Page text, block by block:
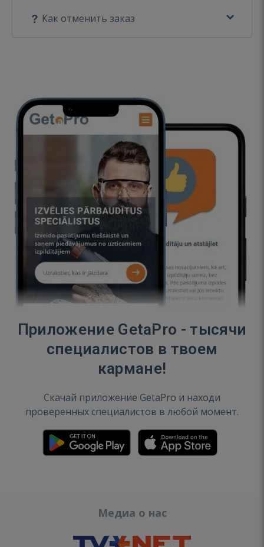
Как отменить заказ
Приложение GetaPro - тысячи
специалистов в твоем
кармане!
Скачай приложение GetaPro и находи
проверенных специалистов в любой момент.
Медиа о нас